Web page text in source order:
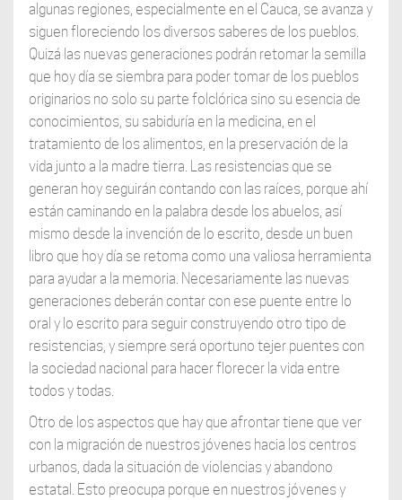
algunas regiones, especialmente en el Cauca, se avanza y
siguen floreciendo los diversos saberes de los pueblos.
Quizá las nuevas generaciones podrán retomar la semilla
que hoy día se siembra para poder tomar de los pueblos
originarios no solo su parte folclórica sino su esencia de
conocimientos, su sabiduría en la medicina, en el
tratamiento de los alimentos, en la preservación de la
vida junto a la madre tierra. Las resistencias que se
generan hoy seguirán contando con las raíces, porque ahí
están caminando en la palabra desde los abuelos, así
mismo desde la invención de lo escrito, desde un buen
libro que hoy día se retoma como una valiosa herramienta
para ayudar a la memoria. Necesariamente las nuevas
generaciones deberán contar con ese puente entre lo
oral y lo escrito para seguir construyendo otro tipo de
resistencias, y siempre será oportuno tejer puentes con
la sociedad nacional para hacer florecer la vida entre
todos y todas.
Otro de los aspectos que hay que afrontar tiene que ver
con la migración de nuestros jóvenes hacia los centros
urbanos, dada la situación de violencias y abandono
estatal. Esto preocupa porque en nuestros jóvenes y